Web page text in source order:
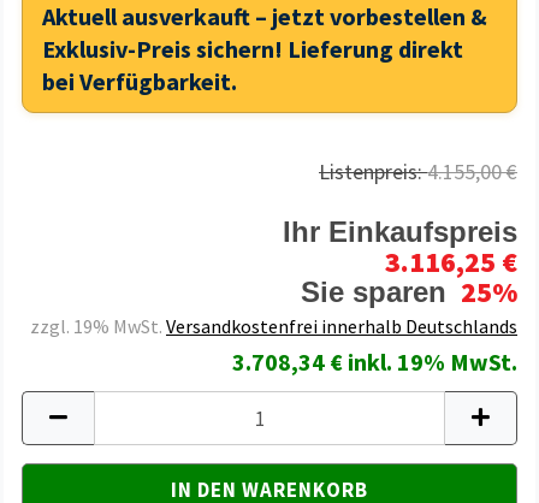
Aktuell ausverkauft – jetzt vorbestellen &
Exklusiv-Preis sichern! Lieferung direkt
bei Verfügbarkeit.
Listenpreis:4.155,00 €
Ihr Einkaufspreis
3.116,25 €
Sie sparen 25%
zzgl. 19% MwSt. Versandkostenfrei innerhalb Deutschlands
3.708,34 € inkl. 19% MwSt.